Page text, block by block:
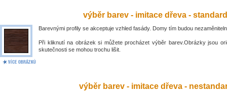
výběr barev - imitace dřeva -
Barevnými profily se akceptuje vzhled fasády. Domy tím budou
Při kliknutí na obrázek si můžete procházet výběr barev.Obrázky jsou
skutečnosti se mohou trochu lišit.
výběr barev - imitace dřeva -